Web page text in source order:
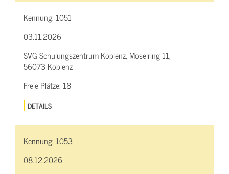
Kennung: 1051
03.11.2026
SVG Schulungszentrum Koblenz, Moselring 11,
56073 Koblenz
Freie Plätze: 18
DETAILS
Kennung: 1053
08.12.2026